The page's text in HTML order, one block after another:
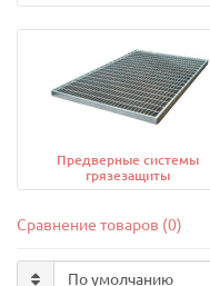
Предверные системы
грязезащиты
Сравнение товаров (0)